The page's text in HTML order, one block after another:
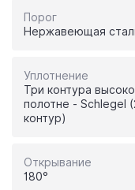
Порог
Нержавеющая
Уплотнение
Три контура
полотне - Schlegel
контур)
Открывание
180°